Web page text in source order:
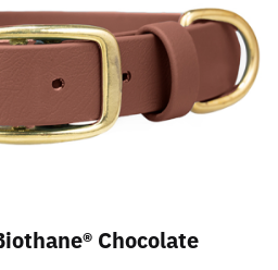
Chocolate